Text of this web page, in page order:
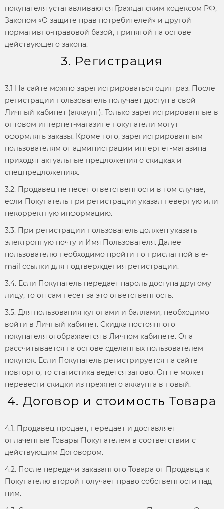
покупателя устанавливаются Гражданским кодексом РФ,
Законом «О защите прав потребителей» и другой
нормативно-правовой базой, принятой на основе
действующего закона.
3. Регистрация
3.1 На сайте можно зарегистрироваться один раз. После
регистрации пользователь получает доступ в свой
Личный кабинет (аккаунт). Только зарегистрированные в
оптовом интернет-магазине покупатели могут
оформлять заказы. Кроме того, зарегистрированным
пользователям от администрации интернет-магазина
приходят актуальные предложения о скидках и
спецпредложениях.
3.2. Продавец не несет ответственности в том случае,
если Покупатель при регистрации указал неверную или
некорректную информацию.
3.3. При регистрации пользователь должен указать
электронную почту и Имя Пользователя. Далее
пользователю необходимо пройти по присланной в e-
mail ссылки для подтверждения регистрации.
3.4. Если Покупатель передает пароль доступа другому
лицу, то он сам несет за это ответственность.
3.5. Для пользования купонами и баллами, необходимо
войти в Личный кабинет. Скидка постоянного
покупателя отображается в Личном кабинете. Она
рассчитывается на основе сделанных пользователем
покупок. Если Покупатель регистрируется на сайте
повторно, то статистика ведется заново. Он не может
перевести скидки из прежнего аккаунта в новый.
4. Договор и стоимость Товара
4.1. Продавец продает, передает и доставляет
оплаченные Товары Покупателем в соответствии с
действующим Договором.
4.2. После передачи заказанного Товара от Продавца к
Покупателю второй получает право собственности над
ним.